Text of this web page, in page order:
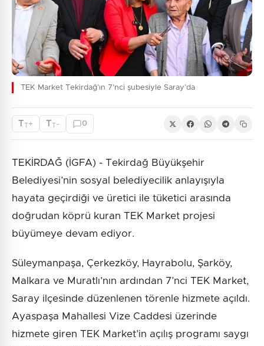
TEK Market Tekirdağ’ın 7’nci şubesiyle Saray’da
TT+ TT - 0
TEKİRDAĞ (İGFA) - Tekirdağ Büyükşehir
Belediyesi’nin sosyal belediyecilik anlayışıyla
hayata geçirdiği ve üretici ile tüketici arasında
doğrudan köprü kuran TEK Market projesi
büyümeye devam ediyor.
Süleymanpaşa, Çerkezköy, Hayrabolu, Şarköy,
Malkara ve Muratlı’nın ardından 7’nci TEK Market,
Saray ilçesinde düzenlenen törenle hizmete açıldı.
Ayaspaşa Mahallesi Vize Caddesi üzerinde
hizmete giren TEK Market’in açılış programı saygı